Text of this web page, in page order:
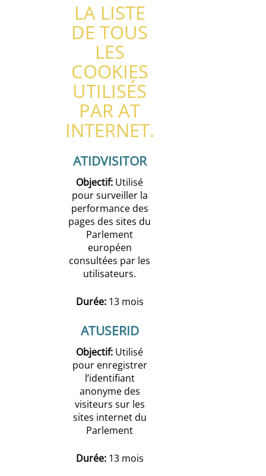
LA LISTE
DE TOUS
LES
COOKIES
UTILISÉS
PAR AT
INTERNET.
ATIDVISITOR
Objectif: Utilisé
pour surveiller la
performance des
pages des sites du
Parlement
européen
consultées par les
utilisateurs.
Durée:13 mois
ATUSERID
Objectif: Utilisé
pour enregistrer
l’identifiant
anonyme des
visiteurs sur les
sites internet du
Parlement
Durée:13 mois